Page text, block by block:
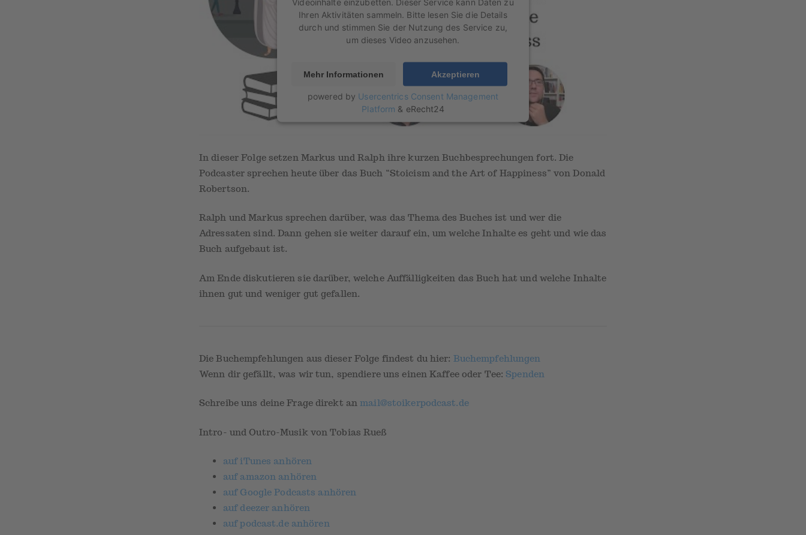
Ihren Aktivitäten sammeln. Bitte lesen Sie die Details
durch und stimmen Sie der Nutzung des Service zu,
um dieses Video anzusehen.
Mehr Informationen Akzeptieren
powered by Usercentrics Consent Management
Platform & eRecht24
In dieser Folge setzen Markus und Ralph ihre kurzen Buchbesprechungen fort. Die
Podcaster sprechen heute über das Buch “Stoicism and the Art of Happiness” von Donald
Robertson.
Ralph und Markus sprechen darüber, was das Thema des Buches ist und wer die
Adressaten sind. Dann gehen sie weiter darauf ein, um welche Inhalte es geht und wie das
Buch aufgebaut ist.
Am Ende diskutieren sie darüber, welche Auffälligkeiten das Buch hat und welche Inhalte
ihnen gut und weniger gut gefallen.
Die Buchempfehlungen aus dieser Folge findest du hier: Buchempfehlungen
Wenn dir gefällt, was wir tun, spendiere uns einen Kaffee oder Tee:Spenden
Schreibe uns deine Frage direkt anmail@stoikerpodcast.de
Intro- und Outro-Musik von Tobias Rueß
auf iTunes anhören
auf amazon anhören
auf Google Podcasts anhören
auf deezer anhören
auf podcast.de anhören